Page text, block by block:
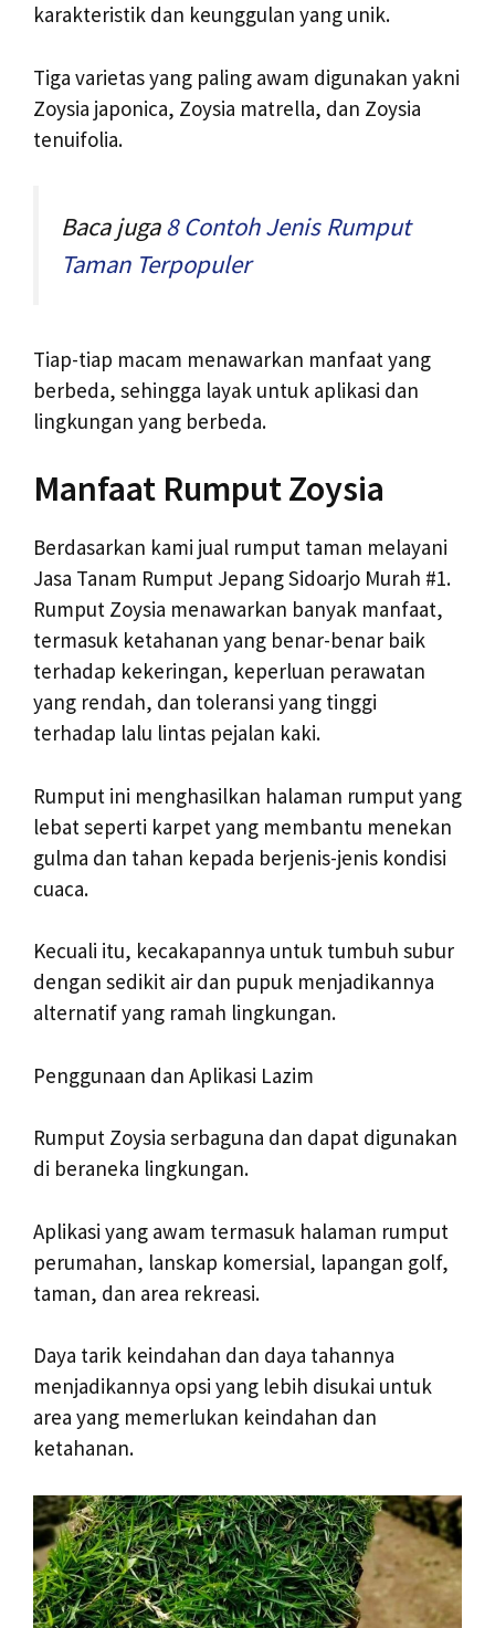
karakteristik dan keunggulan yang unik.
Tiga varietas yang paling awam digunakan yakni
Zoysia japonica, Zoysia matrella, dan Zoysia
tenuifolia.
Baca juga8 Contoh Jenis Rumput
Taman Terpopuler
Tiap-tiap macam menawarkan manfaat yang
berbeda, sehingga layak untuk aplikasi dan
lingkungan yang berbeda.
Manfaat Rumput Zoysia
Berdasarkan kami jual rumput taman melayani
Jasa Tanam Rumput Jepang Sidoarjo Murah #1.
Rumput Zoysia menawarkan banyak manfaat,
termasuk ketahanan yang benar-benar baik
terhadap kekeringan, keperluan perawatan
yang rendah, dan toleransi yang tinggi
terhadap lalu lintas pejalan kaki.
Rumput ini menghasilkan halaman rumput yang
lebat seperti karpet yang membantu menekan
gulma dan tahan kepada berjenis-jenis kondisi
cuaca.
Kecuali itu, kecakapannya untuk tumbuh subur
dengan sedikit air dan pupuk menjadikannya
alternatif yang ramah lingkungan.
Penggunaan dan Aplikasi Lazim
Rumput Zoysia serbaguna dan dapat digunakan
di beraneka lingkungan.
Aplikasi yang awam termasuk halaman rumput
perumahan, lanskap komersial, lapangan golf,
taman, dan area rekreasi.
Daya tarik keindahan dan daya tahannya
menjadikannya opsi yang lebih disukai untuk
area yang memerlukan keindahan dan
ketahanan.